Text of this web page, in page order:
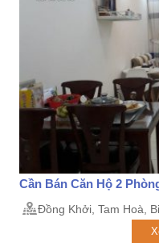
Cần Bán Căn Hộ 2
Đồng Khởi, Tam Hoà,